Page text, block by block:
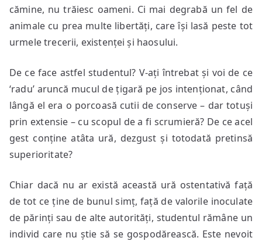
cămine, nu trăiesc oameni. Ci mai degrabă un fel de
animale cu prea multe libertăți, care își lasă peste tot
urmele trecerii, existenței și haosului.
De ce face astfel studentul? V-ați întrebat și voi de ce
‘radu’ aruncă mucul de țigară pe jos intenționat, când
lângă el era o porcoasă cutii de conserve – dar totuși
prin extensie – cu scopul de a fi scrumieră? De ce acel
gest conține atâta ură, dezgust și totodată pretinsă
superioritate?
Chiar dacă nu ar există această ură ostentativă față
de tot ce ține de bunul simț, față de valorile inoculate
de părinți sau de alte autorități, studentul rămâne un
individ care nu știe să se gospodărească. Este nevoit